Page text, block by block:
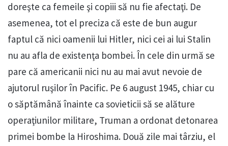
doreşte ca femeile şi copiii să nu fie afectaţi. De
asemenea, tot el preciza că este de bun augur
faptul că nici oamenii lui Hitler, nici cei ai lui Stalin
nu au afla de existenţa bombei. În cele din urmă se
pare că americanii nici nu au mai avut nevoie de
ajutorul ruşilor în Pacific. Pe 6 august 1945, chiar cu
o săptămână înainte ca sovieticii să se alăture
operaţiunilor militare, Truman a ordonat detonarea
primei bombe la Hiroshima. Două zile mai târziu, el